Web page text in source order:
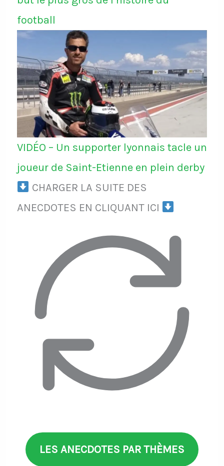
football
VIDÉO – Un supporter lyonnais tacle un
joueur de Saint-Etienne en plein derby
CHARGER LA SUITE DES
ANECDOTES EN CLIQUANT ICI
LES ANECDOTES PAR THÈMES